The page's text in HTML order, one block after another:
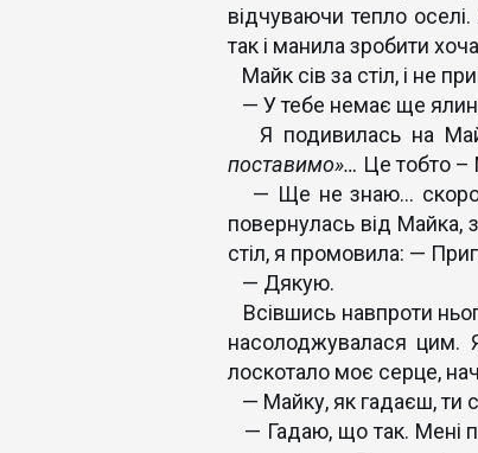
відчуваючи тепло
так і манила зробити
Майк сів за стіл, і не
— У тебе немає ще
Я подивилась на
поставимо»… Це тобто
— Ще не знаю… скоро…
повернулась від Майка,
стіл, я промовила: —
— Дякую.
Всівшись навпроти
насолоджувалася
лоскотало моє серце,
— Майку, як гадаєш, ти
— Гадаю, що так. Мені